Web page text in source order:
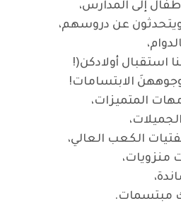
إلى المدارس،
عن دروسهم،
استقبال أولادكن!)
الابتسامات!
المتميزات،
الكعب العالي،
منزويات،
مبتسمات.